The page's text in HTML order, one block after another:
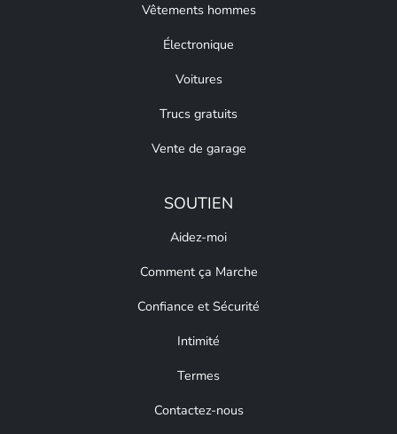
Vêtements hommes
Électronique
Voitures
Trucs gratuits
Vente de garage
SOUTIEN
Aidez-moi
Comment ça Marche
Confiance et Sécurité
Intimité
Termes
Contactez-nous